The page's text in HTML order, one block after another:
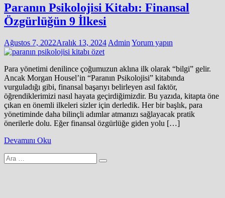
Paranın Psikolojisi Kitabı: Finansal
Özgürlüğün 9 İlkesi
Ağustos 7, 2022Aralık 13, 2024 Admin Yorum yapın
Para yönetimi denilince çoğumuzun aklına ilk olarak “bilgi” gelir.
Ancak Morgan Housel’in “Paranın Psikolojisi” kitabında
vurguladığı gibi, finansal başarıyı belirleyen asıl faktör,
öğrendiklerimizi nasıl hayata geçirdiğimizdir. Bu yazıda, kitapta öne
çıkan en önemli ilkeleri sizler için derledik. Her bir başlık, para
yönetiminde daha bilinçli adımlar atmanızı sağlayacak pratik
önerilerle dolu. Eğer finansal özgürlüğe giden yolu […]
Devamını Oku
Arama
yap: